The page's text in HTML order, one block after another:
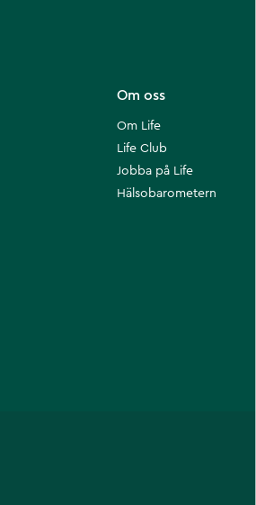
Om oss
Om Life
Life Club
Jobba på Life
Hälsobarometern